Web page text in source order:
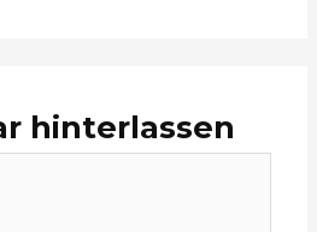
hinterlassen